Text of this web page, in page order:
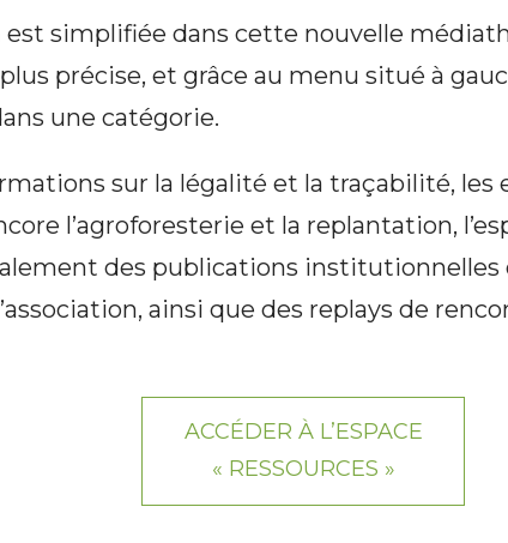
est simplifiée dans cette nouvelle
précise, et grâce au menu situé à
une catégorie.
sur la légalité et la traçabilité, les
l’agroforesterie et la replantation,
des publications institutionnelles
ainsi que des replays de
ACCÉDER À L’ESPACE
« RESSOURCES »